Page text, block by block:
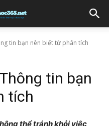
tin bạn nên biết từ phân tích
tin bạn
tích
thể tránh khỏi việc